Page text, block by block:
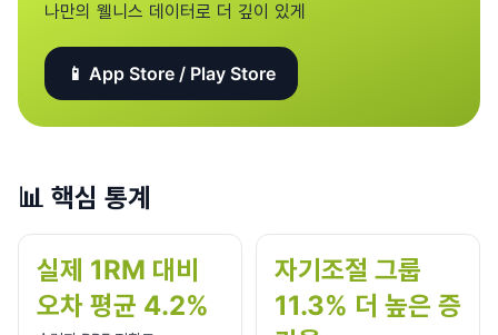
나만의 웰니스 데이터로 더 깊이 있게
📱 App Store / Play Store
📊 핵심 통계
실제 1RM 대비
오차 평균 4.2%
자기조절 그룹
11.3% 더 높은 증